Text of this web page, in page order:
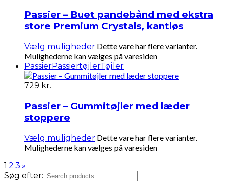
Passier – Buet pandebånd med ekstra
store Premium Crystals, kantløs
Vælg muligheder Dette vare har flere varianter.
Mulighederne kan vælges på varesiden
PassierPassiertøjlerTøjler
729 kr.
Passier – Gummitøjler med læder
stoppere
Vælg muligheder Dette vare har flere varianter.
Mulighederne kan vælges på varesiden
1 2 3 »
Søg efter: